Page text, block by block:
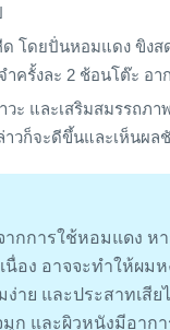
โดยปั่นหอมแดง ขิงส
ครั้งละ 2 ช้อนโต๊ะ อ
ะ และเสริมสมรรถภ
าวก็จะดีขึ้นและเห็นผล
ากการใช้หอมแดง ห
เนื่อง อาจจะทำให้ผ
ง่าย และประสาทเสี
ก และผิวหนังมีอาก